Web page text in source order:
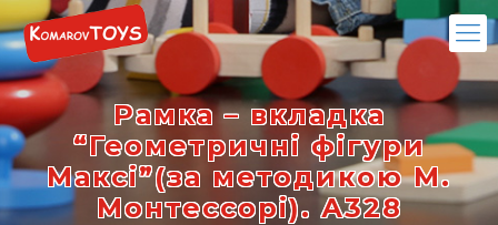
Рамка – вкладка
“Геометричні фігури
Максі”(за методикою М.
Монтессорі). А328